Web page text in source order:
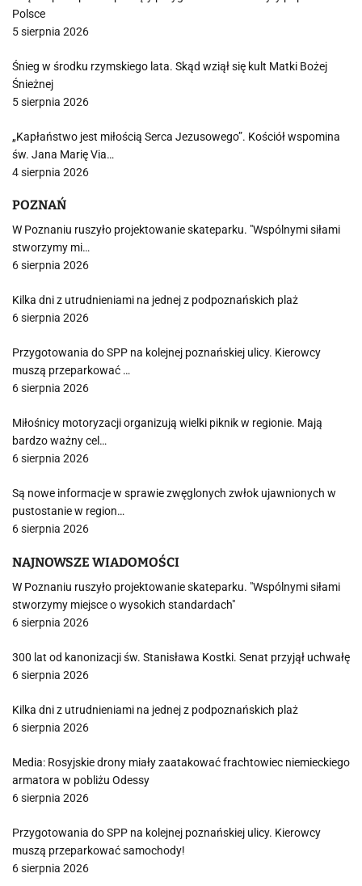
Polsce
5 sierpnia 2026
Śnieg w środku rzymskiego lata. Skąd wziął się kult Matki Bożej
Śnieżnej
5 sierpnia 2026
„Kapłaństwo jest miłością Serca Jezusowego”. Kościół wspomina
św. Jana Marię Via…
4 sierpnia 2026
POZNAŃ
W Poznaniu ruszyło projektowanie skateparku. "Wspólnymi siłami
stworzymy mi…
6 sierpnia 2026
Kilka dni z utrudnieniami na jednej z podpoznańskich plaż
6 sierpnia 2026
Przygotowania do SPP na kolejnej poznańskiej ulicy. Kierowcy
muszą przeparkować …
6 sierpnia 2026
Miłośnicy motoryzacji organizują wielki piknik w regionie. Mają
bardzo ważny cel…
6 sierpnia 2026
Są nowe informacje w sprawie zwęglonych zwłok ujawnionych w
pustostanie w region…
6 sierpnia 2026
NAJNOWSZE WIADOMOŚCI
W Poznaniu ruszyło projektowanie skateparku. "Wspólnymi siłami
stworzymy miejsce o wysokich standardach"
6 sierpnia 2026
300 lat od kanonizacji św. Stanisława Kostki. Senat przyjął uchwałę
6 sierpnia 2026
Kilka dni z utrudnieniami na jednej z podpoznańskich plaż
6 sierpnia 2026
Media: Rosyjskie drony miały zaatakować frachtowiec niemieckiego
armatora w pobliżu Odessy
6 sierpnia 2026
Przygotowania do SPP na kolejnej poznańskiej ulicy. Kierowcy
muszą przeparkować samochody!
6 sierpnia 2026